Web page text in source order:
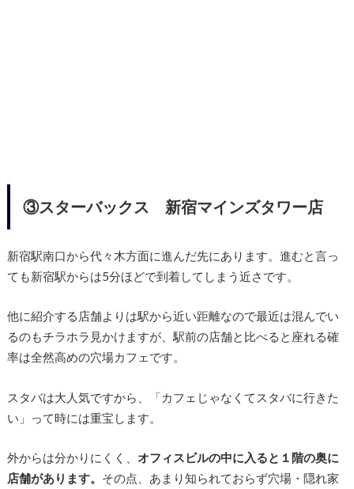
③スターバックス 新宿マインズタワー店
新宿駅南口から代々木方面に進んだ先にあります。進むと言っ
ても新宿駅からは5分ほどで到着してしまう近さです。
他に紹介する店舗よりは駅から近い距離なので最近は混んでい
るのもチラホラ見かけますが、駅前の店舗と比べると座れる確
率は全然高めの穴場カフェです。
スタバは大人気ですから、「カフェじゃなくてスタバに行きた
い」って時には重宝します。
外からは分かりにくく、 オフィスビルの中に入ると１階の奥に
店舗があります。 その点、あまり知られておらず穴場・隠れ家